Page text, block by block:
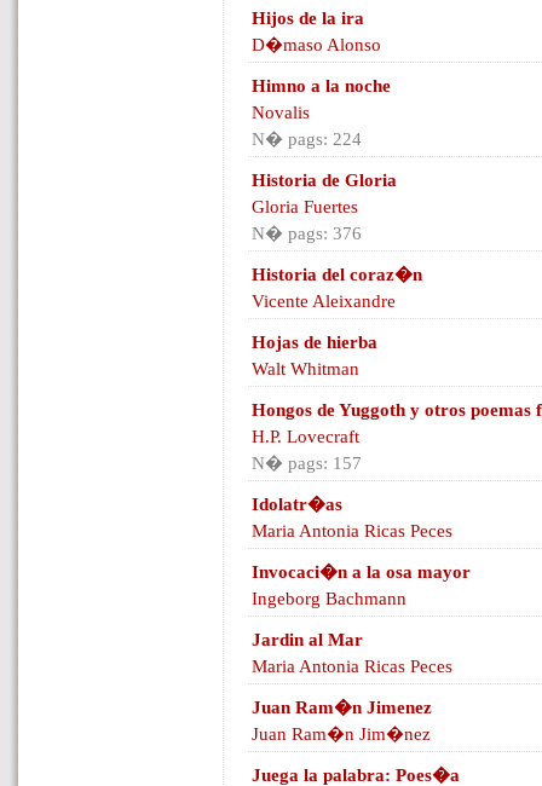
Hijos de la ira
D�maso Alonso
Himno a la noche
Novalis
N� pags: 224
Historia de Gloria
Gloria Fuertes
N� pags: 376
Historia del coraz�n
Vicente Aleixandre
Hojas de hierba
Walt Whitman
Hongos de Yuggoth y otros
H.P. Lovecraft
N� pags: 157
Idolatr�as
Maria Antonia Ricas Peces
Invocaci�n a la osa mayor
Ingeborg Bachmann
Jardin al Mar
Maria Antonia Ricas Peces
Juan Ram�n Jimenez
Juan Ram�n Jim�nez
Juega la palabra: Poes�a